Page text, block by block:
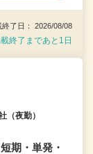
了日： 2026/08/08
終了まであと1日
夜勤）
期・単発・